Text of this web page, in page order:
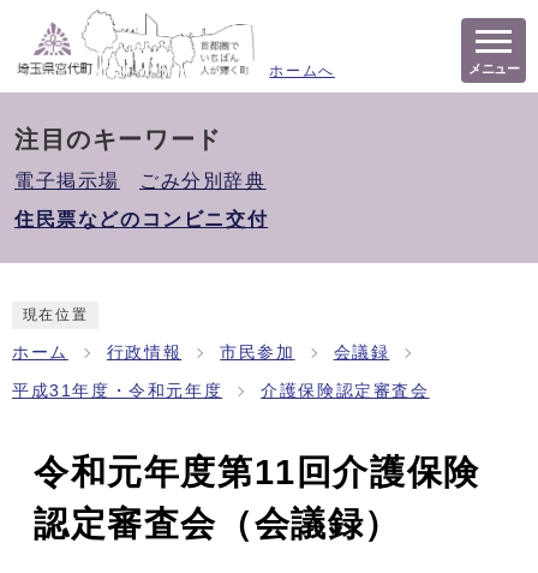
ホームへ メニュー
注目のキーワード
電子掲示場
ごみ分別辞典
住民票などのコンビニ交付
現在位置
ホーム 行政情報 市民参加 会議録
平成31年度・令和元年度 介護保険認定審査会
令和元年度第11回介護保険
認定審査会（会議録）